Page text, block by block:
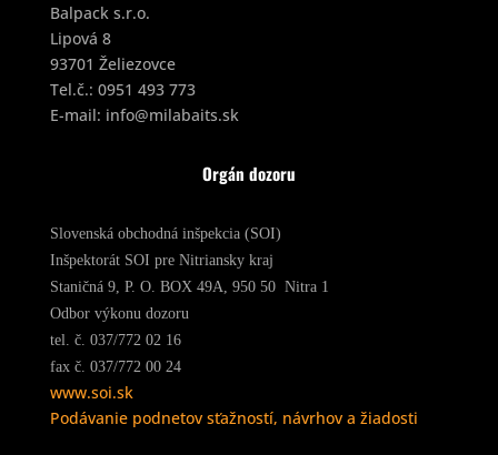
Balpack s.r.o.
Lipová 8
93701 Želiezovce
Tel.č.: 0951 493 773
E-mail: info@milabaits.sk
Orgán dozoru
Slovenská obchodná inšpekcia (SOI)
Inšpektorát SOI pre Nitriansky kraj
Staničná 9, P. O. BOX 49A, 950 50 Nitra 1
Odbor výkonu dozoru
tel. č. 037/772 02 16
fax č. 037/772 00 24
www.soi.sk
Podávanie podnetov sťažností, návrhov a žiadosti